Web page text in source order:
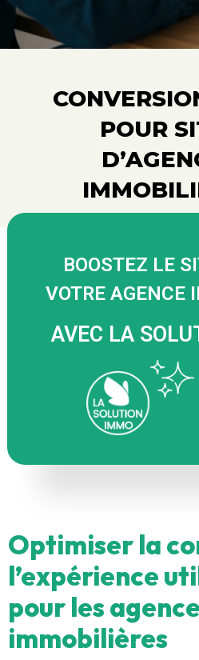
POUR
BOOSTEZ LE
VOTRE AGENCE
AVEC LA
Optimiser la
l’expérience
pour les
immobilières